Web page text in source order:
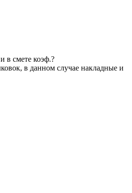
в смете коэф.?
в данном случае накладные и